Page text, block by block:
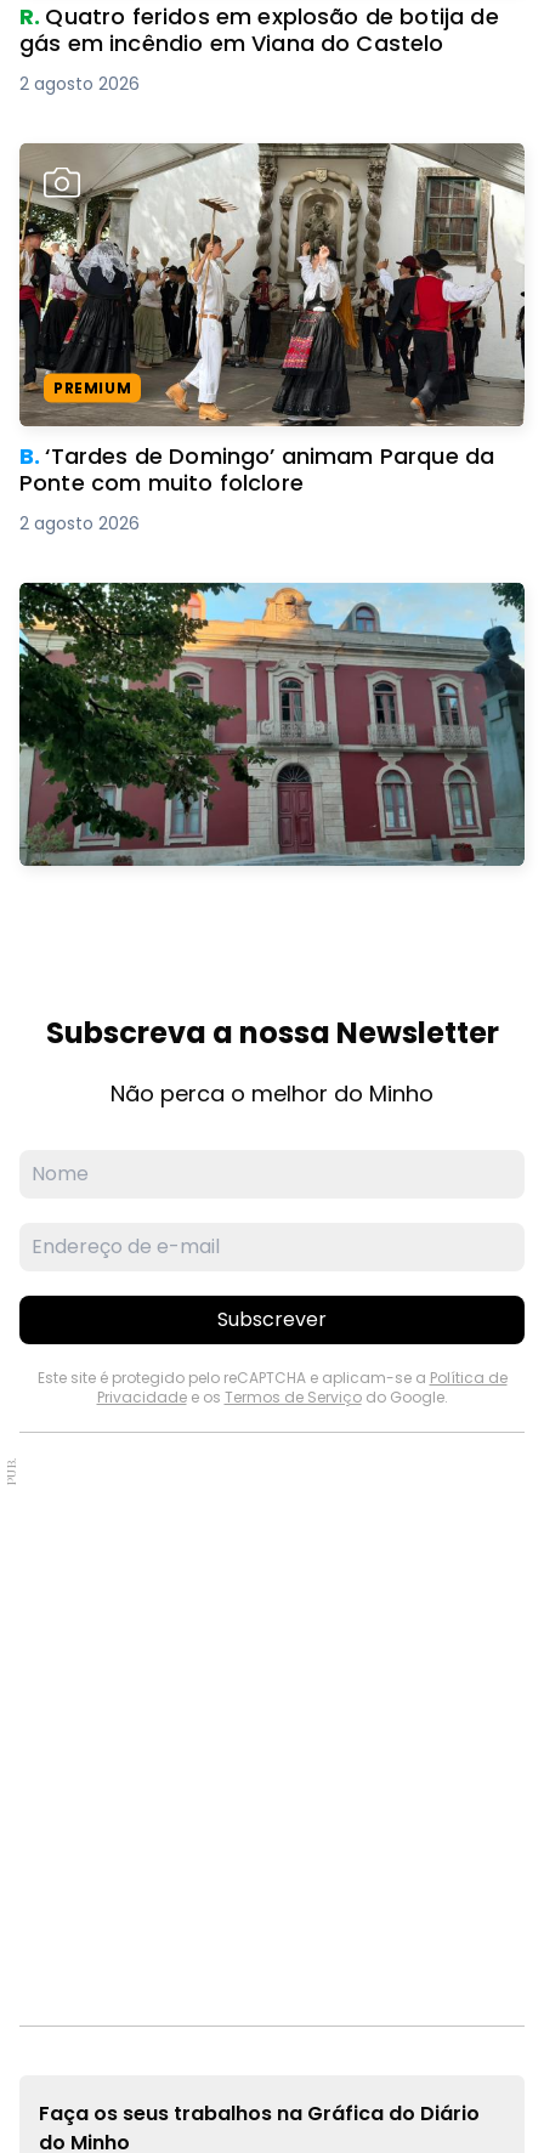
R. Quatro feridos em explosão de botija de
gás em incêndio em Viana do Castelo
2 agosto 2026
PREMIUM
B.‘Tardes de Domingo’ animam Parque da
Ponte com muito folclore
2 agosto 2026
Subscreva a nossa Newsletter
Não perca o melhor do Minho
Subscrever
Este site é protegido pelo reCAPTCHA e aplicam-se a Política de
Privacidadee os Termos de Serviçodo Google.
PUB.
Faça os seus trabalhos na Gráfica do Diário
do Minho